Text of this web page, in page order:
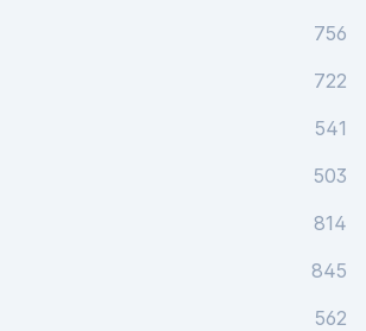
756
722
541
503
814
845
562